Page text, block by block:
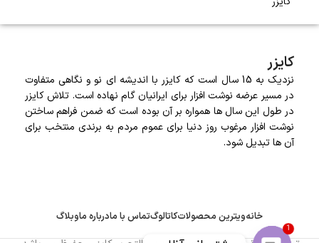
کایزر
نزدیک به 15 سال است که کایزر با اندیشه ای نو و نگاهی متفاوت
در مسیر عرضه نوشت افزار برای ایرانیان گام نهاده است. تلاش کایزر
در طول این سال ها همواره بر آن بوده است که ضمن فراهم ساختن
نوشت افزار مرغوب روز دنیا برای عموم مردم به برندی منتخب برای
آن ها تبدیل شود.
خانهویترین محصولاتکاتالوگتماس با مادرباره ماوبلاگ 1